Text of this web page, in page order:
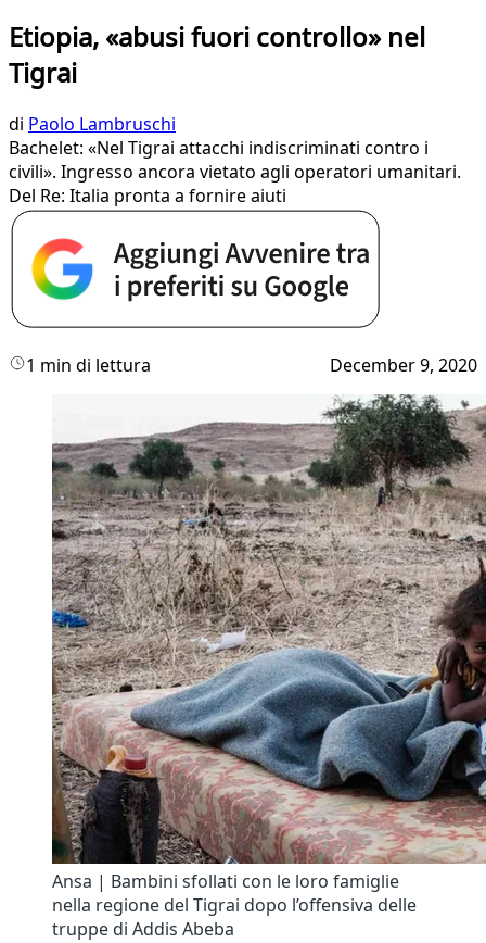
Etiopia, «abusi fuori controllo» nel
Tigrai
di Paolo Lambruschi
Bachelet: «Nel Tigrai attacchi indiscriminati contro i
civili». Ingresso ancora vietato agli operatori umanitari.
Del Re: Italia pronta a fornire aiuti
1 min di lettura December 9, 2020
Ansa | Bambini sfollati con le loro famiglie
nella regione del Tigrai dopo l’offensiva delle
truppe di Addis Abeba